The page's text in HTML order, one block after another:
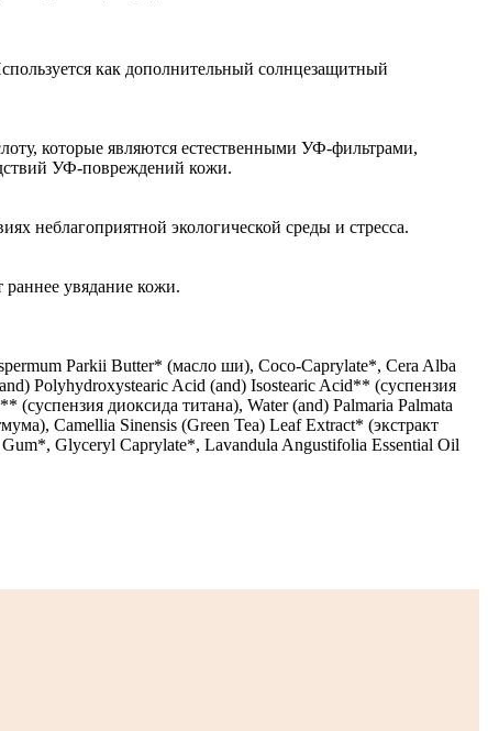
как дополнительный солнцезащитный
которые являются естественными УФ-фильтрами,
УФ-повреждений кожи.
неблагоприятной экологической среды и стресса.
увядание кожи.
Parkii Butter* (масло ши), Coco-Caprylate*, Cera Alba
Polyhydroxystearic Acid (and) Isostearic Acid** (суспензия
диоксида титана), Water (and) Palmaria Palmata
Camellia Sinensis (Green Tea) Leaf Extract* (экстракт
Glyceryl Caprylate*, Lavandula Angustifolia Essential Oil